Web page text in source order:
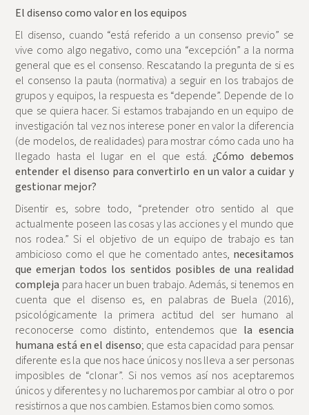
El disenso como valor en los equipos
El disenso, cuando “está referido a un consenso previo” se
vive como algo negativo, como una “excepción” a la norma
general que es el consenso. Rescatando la pregunta de si es
el consenso la pauta (normativa) a seguir en los trabajos de
grupos y equipos, la respuesta es “depende”. Depende de lo
que se quiera hacer. Si estamos trabajando en un equipo de
investigación tal vez nos interese poner en valor la diferencia
(de modelos, de realidades) para mostrar cómo cada uno ha
llegado hasta el lugar en el que está.¿Cómo debemos
entender el disenso para convertirlo en un valor a cuidar y
gestionar mejor?
Disentir es, sobre todo, “pretender otro sentido al que
actualmente poseen las cosas y las acciones y el mundo que
nos rodea.” Si el objetivo de un equipo de trabajo es tan
ambicioso como el que he comentado antes, necesitamos
que emerjan todos los sentidos posibles de una realidad
compleja para hacer un buen trabajo. Además, si tenemos en
cuenta que el disenso es, en palabras de Buela (2016),
psicológicamente la primera actitud del ser humano al
reconocerse como distinto, entendemos que la esencia
humana está en el disenso; que esta capacidad para pensar
diferente es la que nos hace únicos y nos lleva a ser personas
imposibles de “clonar”. Si nos vemos así nos aceptaremos
únicos y diferentes y no lucharemos por cambiar al otro o por
resistirnos a que nos cambien. Estamos bien como somos.